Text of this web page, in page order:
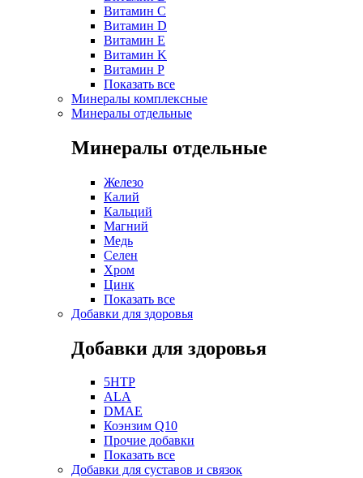
Витамин C
Витамин D
Витамин E
Витамин K
Витамин P
Показать все
Минералы комплексные
Минералы отдельные
Минералы отдельные
Железо
Калий
Кальций
Магний
Медь
Селен
Хром
Цинк
Показать все
Добавки для здоровья
Добавки для здоровья
5HTP
ALA
DMAE
Коэнзим Q10
Прочие добавки
Показать все
Добавки для суставов и связок